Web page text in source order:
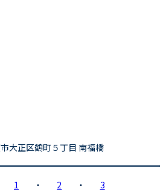
大正区鶴町５丁目 南福橋
1 ・ 2 ・ 3